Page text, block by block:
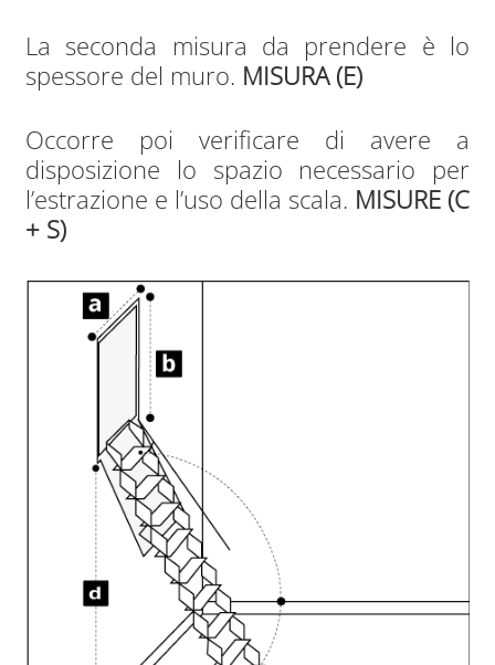
La seconda misura da prendere è lo
spessore del muro. MISURA (E)
Occorre poi verificare di avere a
disposizione lo spazio necessario per
l’estrazione e l’uso della scala. MISURE (C
+ S)